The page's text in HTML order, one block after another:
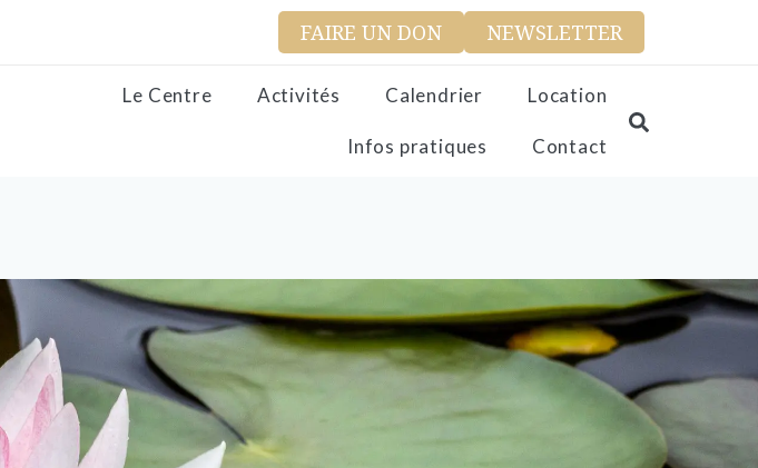
FAIRE UN DON NEWSLETTER
Le Centre Activités Calendrier Location
Infos pratiques Contact